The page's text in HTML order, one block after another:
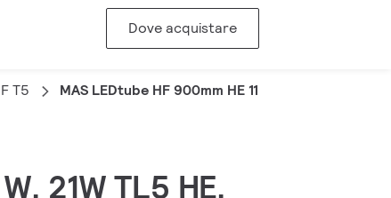
Dove acquistare
T5 MAS LEDtube HF 900mm HE 11.5W 830 T5
21W TL5 HE,